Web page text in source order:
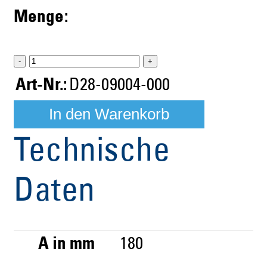
Menge:
- +
Art-Nr.: D28-09004-000
Technische
Daten
A in mm
180